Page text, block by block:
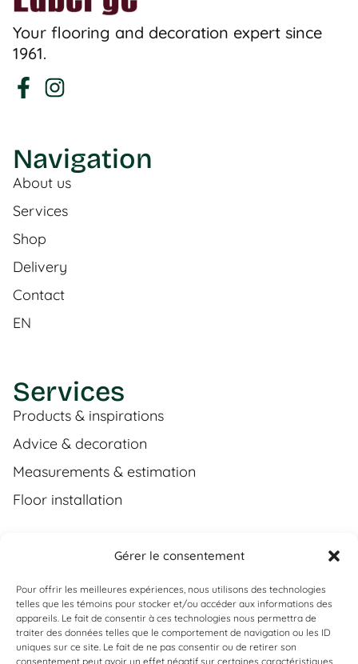
Gérer le consentement
Pour offrir les meilleures expériences, nous utilisons des technologies
telles que les témoins pour stocker et/ou accéder aux informations des
appareils. Le fait de consentir à ces technologies nous permettra de
traiter des données telles que le comportement de navigation ou les ID
uniques sur ce site. Le fait de ne pas consentir ou de retirer son
consentement peut avoir un effet négatif sur certaines caractéristiques
Your flooring and decoration expert since
1961.
Navigation
About us
Services
Shop
Delivery
Contact
EN
Services
Products & inspirations
Advice & decoration
Measurements & estimation
Floor installation
Contact
(450) 373-0548
tgl@tapisguylaberge.com
3275 Bd Monseigneur-Langlois, Salaberry-de-